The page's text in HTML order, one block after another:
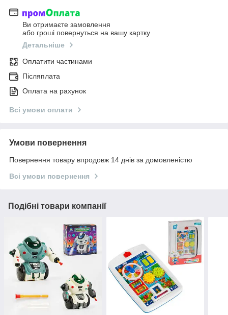
Ви отримаєте замовлення
або гроші повернуться на вашу картку
Детальніше
Оплатити частинами
Післяплата
Оплата на рахунок
Всі умови оплати
Умови повернення
Повернення товару впродовж 14 днів за домовленістю
Всі умови повернення
Подібні товари компанії